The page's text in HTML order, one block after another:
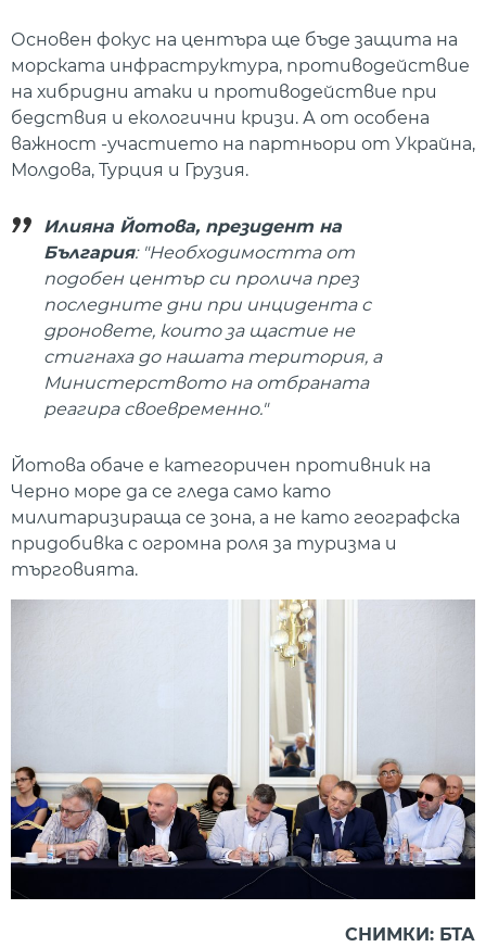
Основен фокус на центъра ще бъде защита на
морската инфраструктура, противодействие
на хибридни атаки и противодействие при
бедствия и екологични кризи. А от особена
важност -участието на партньори от Украйна,
Молдова, Турция и Грузия.
Илияна Йотова, президент на
България: "Необходимостта от
подобен център си пролича през
последните дни при инцидента с
дроновете, които за щастие не
стигнаха до нашата територия, а
Министерството на отбраната
реагира своевременно."
Йотова обаче е категоричен противник на
Черно море да се гледа само като
милитаризираща се зона, а не като географска
придобивка с огромна роля за туризма и
търговията.
СНИМКИ: БТА